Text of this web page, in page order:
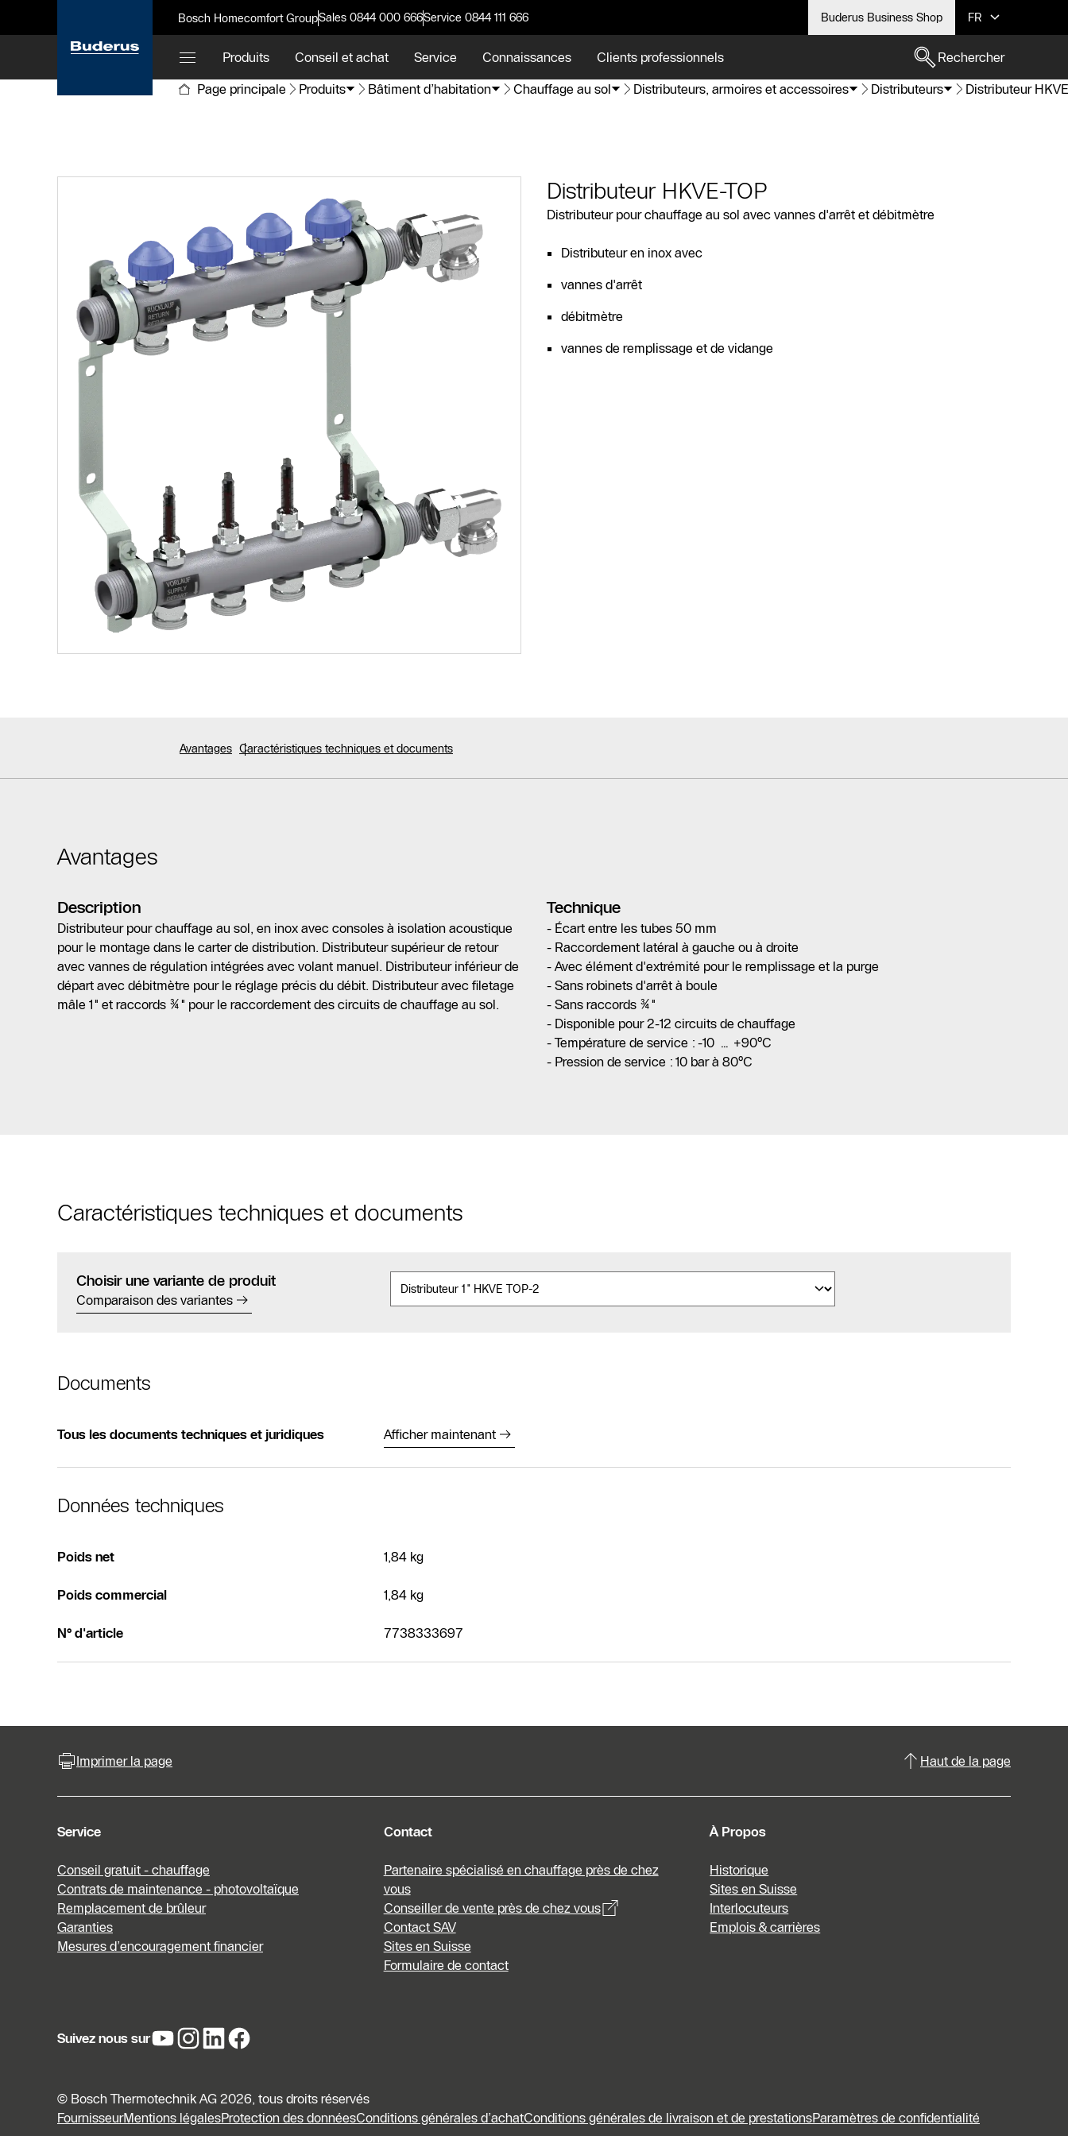
Bosch Homecomfort GroupSales 0844 000 666Service 0844 111 666 Buderus Business Shop FR
Produits Conseil et achat Service Connaissances Clients professionnels
Rechercher
Page principale
Produits Bâtiment d’habitation Chauffage au sol Distributeurs, armoires et accessoires Distributeurs Distributeur
Distributeur HKVE-TOP
Distributeur pour chauffage au sol avec vannes d'arrêt et débitmètre
Distributeur en inox avec
vannes d'arrêt
débitmètre
vannes de remplissage et de vidange
Avantages Caractéristiques techniques et documents
Avantages
Description
Distributeur pour chauffage au sol, en inox avec consoles à isolation acoustique
pour le montage dans le carter de distribution. Distributeur supérieur de retour
avec vannes de régulation intégrées avec volant manuel. Distributeur inférieur de
départ avec débitmètre pour le réglage précis du débit. Distributeur avec filetage
mâle 1" et raccords ¾" pour le raccordement des circuits de chauffage au sol.
Technique
- Écart entre les tubes 50 mm
- Raccordement latéral à gauche ou à droite
- Avec élément d'extrémité pour le remplissage et la purge
- Sans robinets d'arrêt à boule
- Sans raccords ¾"
- Disponible pour 2-12 circuits de chauffage
- Température de service : -10 … +90°C
- Pression de service : 10 bar à 80°C
Caractéristiques techniques et documents
Choisir une variante de produit
Comparaison des variantes
Documents
Tous les documents techniques et juridiques Afficher maintenant
Données techniques
Poids net 1,84 kg
Poids commercial 1,84 kg
N° d'article 7738333697
Imprimer la page Haut de la page
Service
Conseil gratuit - chauffage
Contrats de maintenance - photovoltaïque
Remplacement de brûleur
Garanties
Mesures d’encouragement financier
Contact
Partenaire spécialisé en chauffage près de chez
vous
Conseiller de vente près de chez vous
Contact SAV
Sites en Suisse
Formulaire de contact
À Propos
Historique
Sites en Suisse
Interlocuteurs
Emplois & carrières
Suivez nous sur
© Bosch Thermotechnik AG 2026, tous droits réservés
FournisseurMentions légalesProtection des donnéesConditions générales d’achatConditions générales de livraison et de prestationsParamètres de confidentialité